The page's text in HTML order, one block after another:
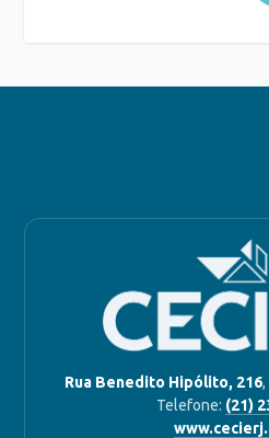
Rua Benedito Hipólito, 216,
Telefone: (21)